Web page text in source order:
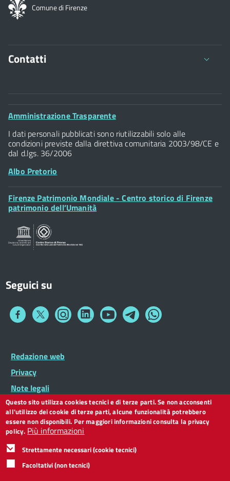
Comune di Firenze
Contatti
Comune di Firenze
Palazzo Vecchio
Piazza della Signoria - 50122, Firenze
P.IVA 01307110484
Posta Elettronica Certificata
Footer
Amministrazione Trasparente
I dati personali pubblicati sono riutilizzabili solo alle
condizioni previste dalla direttiva comunitaria 2003/98/CE e
dal d.lgs. 36/2006
Albo Pretorio
Footer
Widget
Firenze Patrimonio Mondiale - Centro storico di Firenze
patrimonio dell’Umanità
Seguici su
Collegamento
Collegamento
a
Collegamento
a
Collegamento
a
Collegamento
a
Collegamento
a
Collegamento
a
Footer
Widget
Footer
menu
Redazione web
Privacy
Note legali
Dichiarazione di accessibilità
CC BY 3.0 IT
Questo sito utilizza cookies tecnici e di terze parti. Se non acconsenti
all'utilizzo dei cookie di terze parti, alcune funzionalità potrebbero
essere non disponibili. Per maggiori informazioni consulta la privacy
policy. Più informazioni
Strettamente necessari (cookie tecnici)
Facoltativi (non tecnici)